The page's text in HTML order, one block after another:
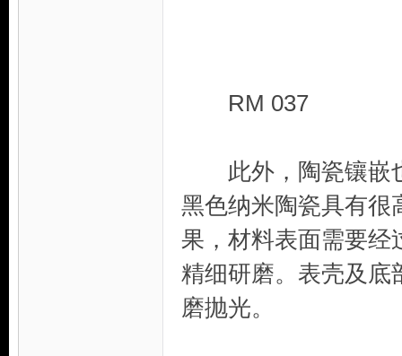
RM 037
此外，陶瓷镶嵌也
黑色纳米陶瓷具有很
果，材料表面需要经
精细研磨。表壳及底
磨抛光。